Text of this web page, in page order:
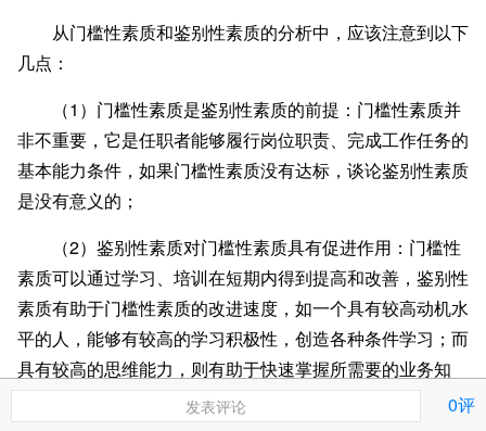
从门槛性素质和鉴别性素质的分析中，应该注意到以下
几点：
（1）门槛性素质是鉴别性素质的前提：门槛性素质并
非不重要，它是任职者能够履行岗位职责、完成工作任务的
基本能力条件，如果门槛性素质没有达标，谈论鉴别性素质
是没有意义的；
（2）鉴别性素质对门槛性素质具有促进作用：门槛性
素质可以通过学习、培训在短期内得到提高和改善，鉴别性
素质有助于门槛性素质的改进速度，如一个具有较高动机水
平的人，能够有较高的学习积极性，创造各种条件学习；而
具有较高的思维能力，则有助于快速掌握所需要的业务知
识；
发表评论 0评